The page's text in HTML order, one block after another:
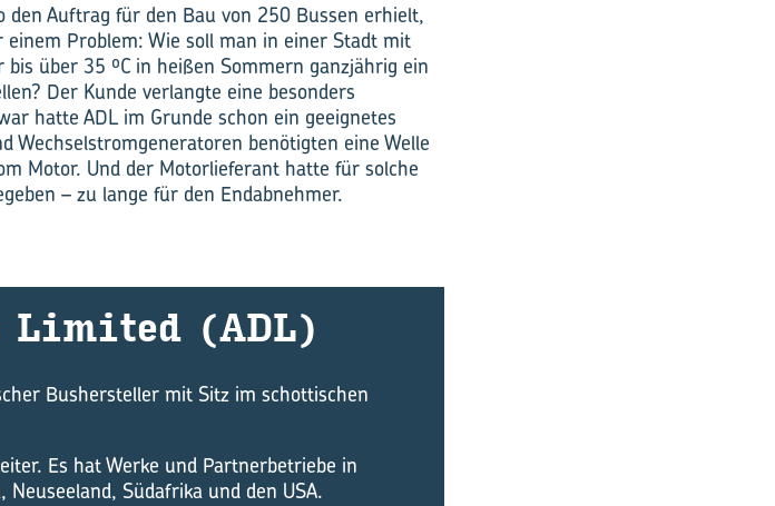
den Auftrag für den Bau von 250 Bussen erhielt,
Problem: Wie soll man in einer Stadt mit
über 35 ºC in heißen Sommern ganzjährig ein
Der Kunde verlangte eine besonders
hatte ADL im Grunde schon ein geeignetes
Wechselstromgeneratoren benötigten eine Welle
Motor. Und der Motorlieferant hatte für solche
– zu lange für den Endabnehmer.
Li­mi­ted (ADL)
Bushersteller mit Sitz im schottischen
Es hat Werke und Partnerbetriebe in
Neuseeland, Südafrika und den USA.